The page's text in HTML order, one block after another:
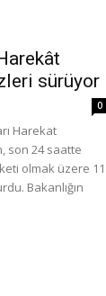
sürüyor
0
Harekat
son 24 saatte
olmak üzere 11
Bakanlığın